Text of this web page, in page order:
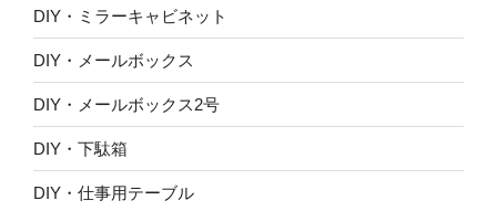
DIY・ミラーキャビネット
DIY・メールボックス
DIY・メールボックス2号
DIY・下駄箱
DIY・仕事用テーブル